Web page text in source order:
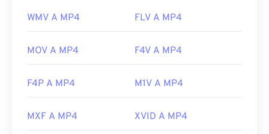
WMV A MP4 FLV A MP4
MOV A MP4 F4V A MP4
F4P A MP4 M1V A MP4
MXF A MP4 XVID A MP4